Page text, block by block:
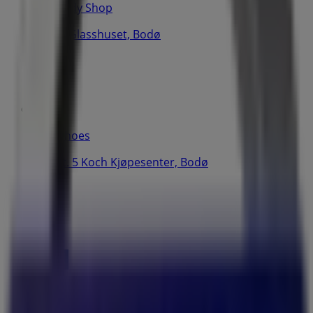
The Body Shop
Koch i Glasshuset, Bodø
Dna Shoes
Storgt. 5 Koch Kjøpesenter, Bodø